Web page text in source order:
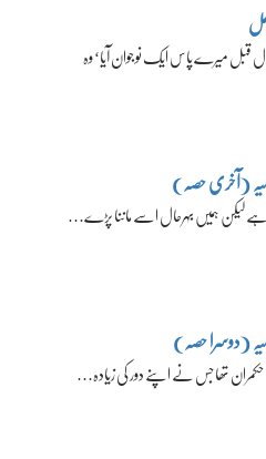
15 سال قبل میرے پاس ایک نوجوان آیا‘ وہ
(آخری حصہ)
لیکن ہمیں بہرحال اسے ماننا پڑے…
(دوسرا حصہ)
حکمران تھا جس نے اپنے دور کی زیادہ…